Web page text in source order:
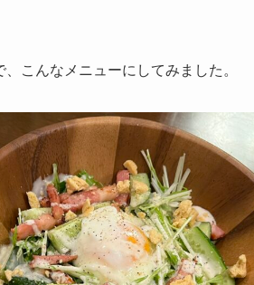
こんなメニューにしてみました。